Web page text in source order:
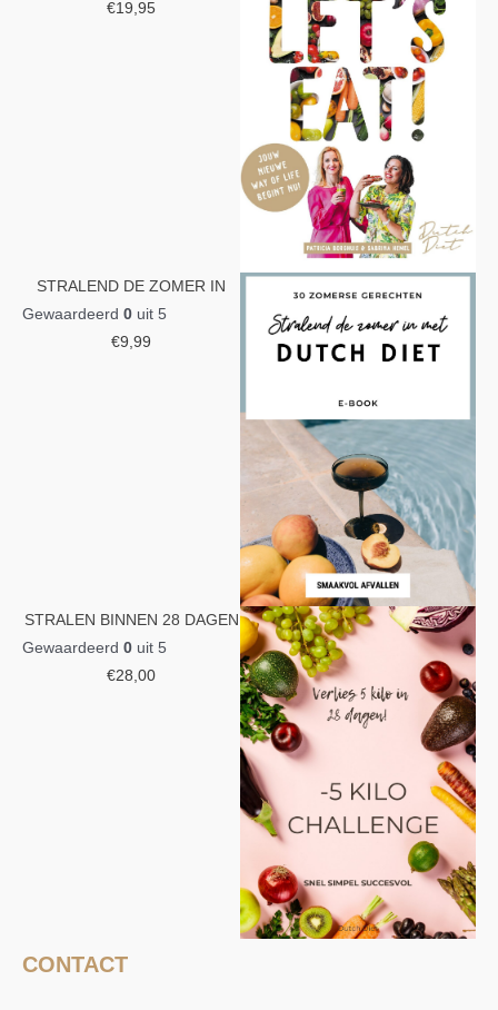
€19,95
STRALEND DE ZOMER IN
Gewaardeerd 0 uit 5
€9,99
STRALEN BINNEN 28 DAGEN
Gewaardeerd 0 uit 5
€28,00
CONTACT